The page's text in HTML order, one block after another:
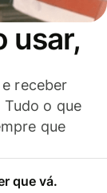
usar,
receber
o que
que
que vá.